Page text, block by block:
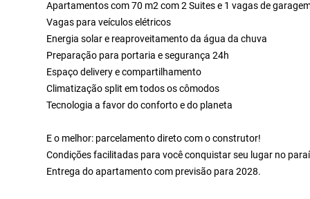
Apartamentos com 70 m2 com 2 Suites e 1 vagas de
Vagas para veículos elétricos
Energia solar e reaproveitamento da água da chuva
Preparação para portaria e segurança 24h
Espaço delivery e compartilhamento
Climatização split em todos os cômodos
Tecnologia a favor do conforto e do planeta
E o melhor: parcelamento direto com o construtor!
Condições facilitadas para você conquistar seu lugar no
Entrega do apartamento com previsão para 2028.